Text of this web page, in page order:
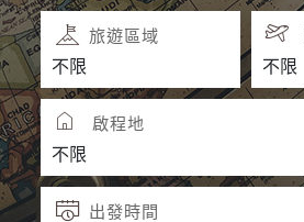
旅遊區域
啟程地
出發時間